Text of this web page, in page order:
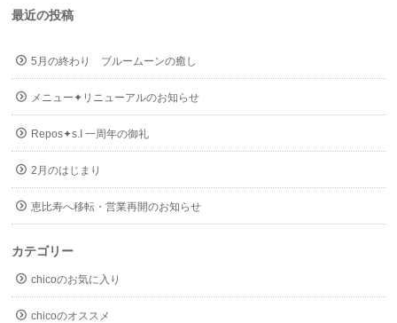
最近の投稿
5月の終わり ブルームーンの癒し
メニュー✦リニューアルのお知らせ
Repos✦s.I 一周年の御礼
2月のはじまり
恵比寿へ移転・営業再開のお知らせ
カテゴリー
chicoのお気に入り
chicoのオススメ